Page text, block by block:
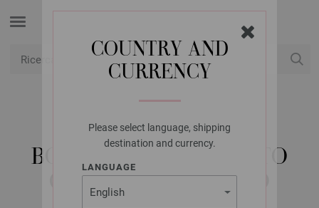
COUNTRY AND
CURRENCY
Please select language, shipping
destination and currency.
LANGUAGE
LANA GROSSA
BORSA ALL’UNCINETTO
GOMITOLO INTENSO